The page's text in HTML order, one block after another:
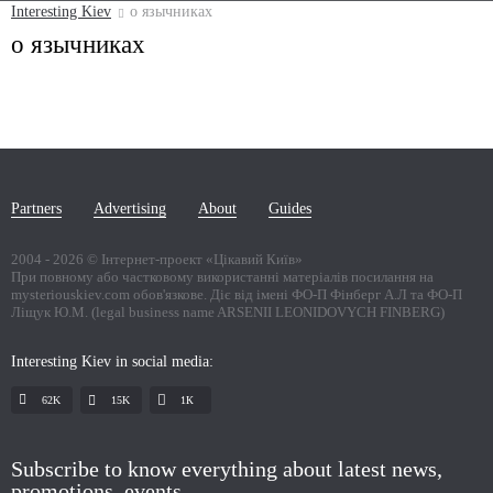
Interesting Kiev о язычниках
о язычниках
Partners Advertising About Guides
2004 - 2026 © Інтернет-проект «Цікавий Київ»
При повному або частковому використанні матеріалів посилання на
mysteriouskiev.com обов'язкове. Діє від імені ФО-П Фінберг А.Л та ФО-П
Ліщук Ю.М. (legal business name ARSENII LEONIDOVYCH FINBERG)
Interesting Kiev in social media:
62K 15K 1К
Subscribe to know everything about latest news,